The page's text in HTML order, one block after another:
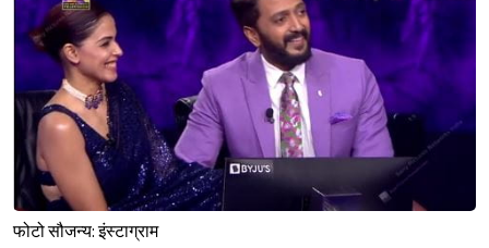
फोटो सौजन्य: इंस्टाग्राम